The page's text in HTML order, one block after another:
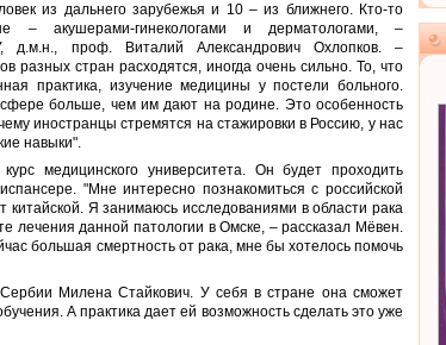
из дальнего зарубежья и 10 – из ближнего. Кто-то
– акушерами-гинекологами и дерматологами, –
д.м.н., проф. Виталий Александрович Охлопков. –
разных стран расходятся, иногда очень сильно. То, что
практика, изучение медицины у постели больного.
больше, чем им дают на родине. Это особенность
иностранцы стремятся на стажировки в Россию, у нас
навыки".
медицинского университета. Он будет проходить
"Мне интересно познакомиться с российской
китайской. Я занимаюсь исследованиями в области рака
лечения данной патологии в Омске, – рассказал Мёвен.
большая смертность от рака, мне бы хотелось помочь
Сербии Милена Стайкович. У себя в стране она сможет
А практика дает ей возможность сделать это уже